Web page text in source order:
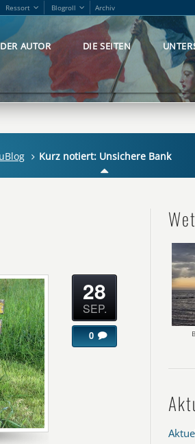
Ressort Blogroll Archiv
DER AUTOR DIE SEITEN
Kurz notiert: Unsichere Bank
28
SEP.
0
Ressort Blogroll Archiv
DER AUTOR DIE SEITEN